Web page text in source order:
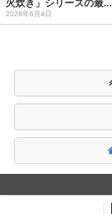
火炊き」シリーズの最...
2026年6月4日